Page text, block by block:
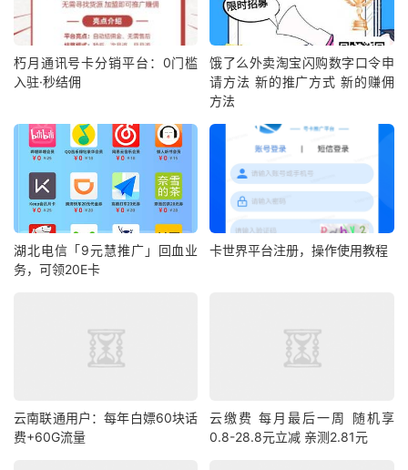
朽月通讯号卡分销平台：0门槛
入驻·秒结佣
饿了么外卖淘宝闪购数字口令申
请方法 新的推广方式 新的赚佣
方法
湖北电信「9元慧推广」回血业
务，可领20E卡
卡世界平台注册，操作使用教程
云南联通用户：每年白嫖60块话
费+60G流量
云缴费 每月最后一周 随机享
0.8-28.8元立减 亲测2.81元